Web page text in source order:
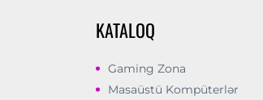
KATALOQ
Gaming Zona
Masaüstü Kompüterlər